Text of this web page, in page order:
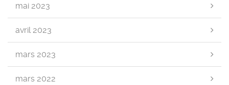
mai 2023
avril 2023
mars 2023
mars 2022